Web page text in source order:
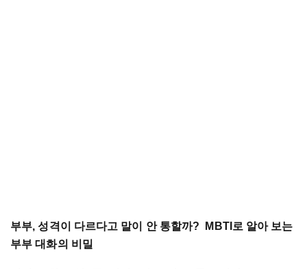
부부, 성격이 다르다고 말이 안 통할까? MBTI로 알아 보는
부부 대화의 비밀